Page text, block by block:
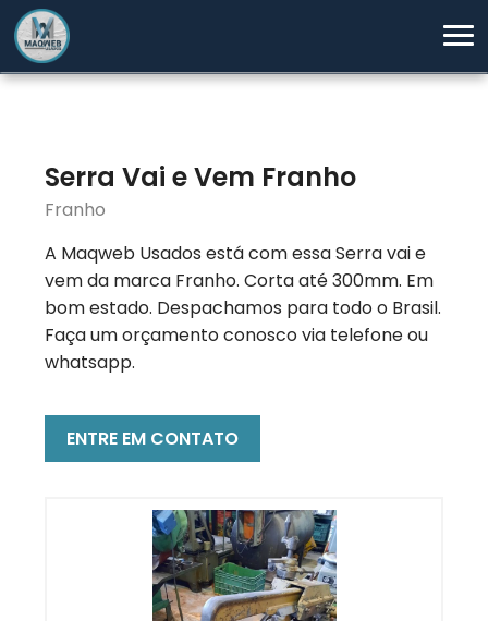
Serra Vai e Vem Franho
Franho
A Maqweb Usados está com essa Serra vai e
vem da marca Franho. Corta até 300mm. Em
bom estado. Despachamos para todo o Brasil.
Faça um orçamento conosco via telefone ou
whatsapp.
ENTRE EM CONTATO